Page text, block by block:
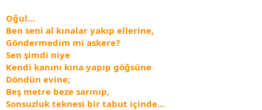
Oğul…
Ben seni al kınalar yakıp ellerine,
Göndermedim mi askere?
Sen şimdi niye
Kendi kanını kına yapıp göğsüne
Döndün evine;
Beş metre beze sarınıp,
Sonsuzluk teknesi bir tabut içinde…